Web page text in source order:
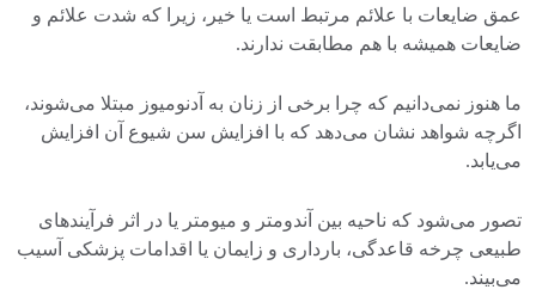
عمق ضایعات با علائم مرتبط است یا خیر، زیرا که شدت علائم و
ضایعات همیشه با هم مطابقت ندارند.
ما هنوز نمی‌دانیم که چرا برخی از زنان به آدنومیوز مبتلا می‌شوند،
اگرچه شواهد نشان می‌دهد که با افزایش سن شیوع آن افزایش
می‌یابد.
تصور می‌شود که ناحیه بین آندومتر و میومتر یا در اثر فرآیند‌های
طبیعی چرخه قاعدگی، بارداری و زایمان یا اقدامات پزشکی آسیب
می‌بیند.